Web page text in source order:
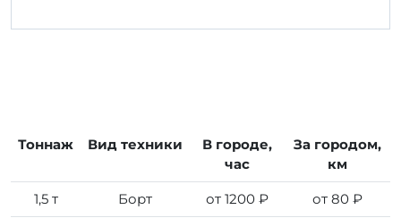
Тоннаж Вид техники
В городе,
час
За городом,
км
1,5 т Борт от 1200 ₽ от 80 ₽